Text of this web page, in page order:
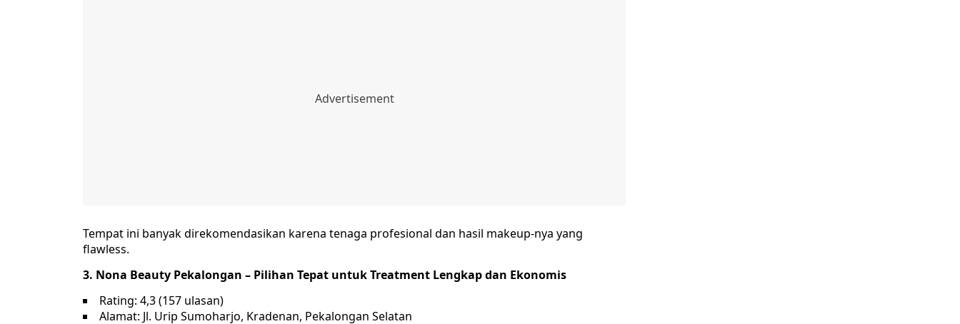
Tempat ini banyak direkomendasikan karena tenaga profesional dan hasil makeup-nya yang
flawless.
3. Nona Beauty Pekalongan – Pilihan Tepat untuk Treatment Lengkap dan Ekonomis
Rating: 4,3 (157 ulasan)
Alamat: Jl. Urip Sumoharjo, Kradenan, Pekalongan Selatan